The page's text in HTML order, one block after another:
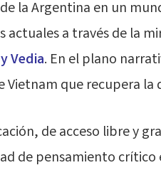
la Argentina en un
actuales a través de la
Vedia. En el plano
Vietnam que recupera
de acceso libre y
de pensamiento crítico